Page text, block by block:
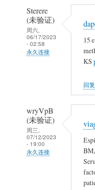
复
👍
Sterere
(未验证)
周六,
06/17/2023
- 02:58
永久连接
证)
回
复
👍
15
KS
回复
wryVpB
(未验证)
周三,
07/12/2023
- 19:00
永久连接